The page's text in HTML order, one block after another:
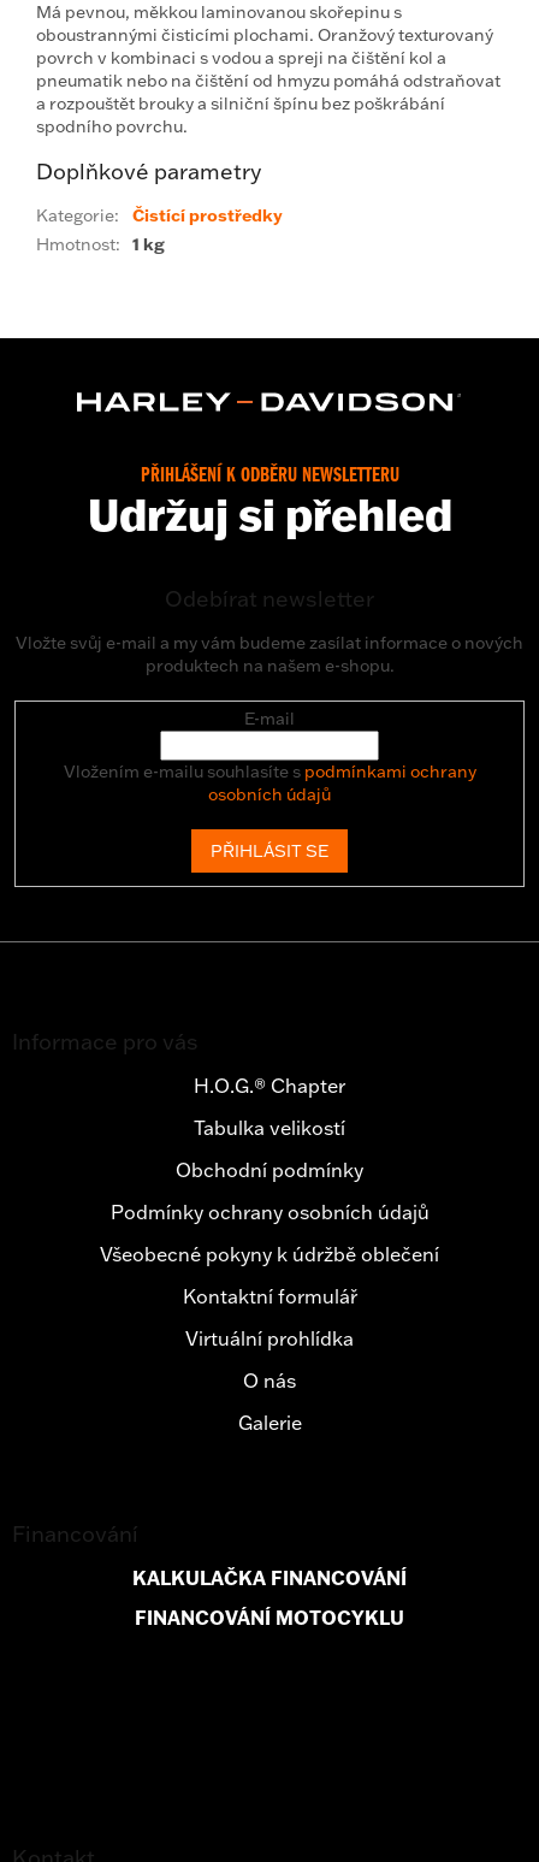
Má pevnou, měkkou laminovanou skořepinu s
oboustrannými čisticími plochami. Oranžový texturovaný
povrch v kombinaci s vodou a spreji na čištění kol a
pneumatik nebo na čištění od hmyzu pomáhá odstraňovat
a rozpouštět brouky a silniční špínu bez poškrábání
spodního povrchu.
Doplňkové parametry
Kategorie:
Čistící prostředky
Hmotnost: 1 kg
PŘIHLÁŠENÍ K ODBĚRU NEWSLETTERU
Udržuj si přehled
Odebírat newsletter
Vložte svůj e-mail a my vám budeme zasílat informace o nových
produktech na našem e-shopu.
E-mail
Vložením e-mailu souhlasíte s podmínkami ochrany
osobních údajů
PŘIHLÁSIT SE
Informace pro vás
H.O.G.® Chapter
Tabulka velikostí
Obchodní podmínky
Podmínky ochrany osobních údajů
Všeobecné pokyny k údržbě oblečení
Kontaktní formulář
Virtuální prohlídka
O nás
Galerie
Financování
KALKULAČKA FINANCOVÁNÍ
FINANCOVÁNÍ MOTOCYKLU